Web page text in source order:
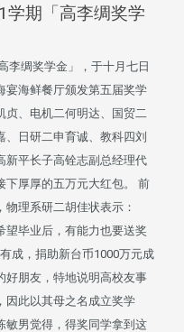
期「高李绸奖学
绸奖学金」，于十月七日
宴海鲜餐厅颁发第五届奖学
、电机二何明达、国贸二
、日研二申育诚、教科四刘
新平长子高铨志副总经理代
下厚厚的五万元大红包。 前
理系研二胡佳状表示：
望毕业后，有能力也要送奖
，捐助新台币1000万元成
好朋友，特地说明高校友事
因此以其母之名成立奖学
敏男觉得，得奖同学拿到这